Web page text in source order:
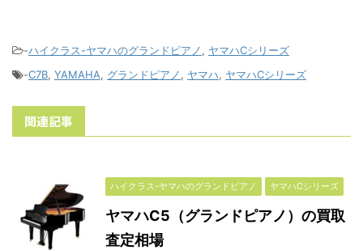
-ハイクラス-ヤマハのグランドピアノ, ヤマハCシリーズ
-C7B, YAMAHA, グランドピアノ, ヤマハ, ヤマハCシリーズ
関連記事
ハイクラス-ヤマハのグランドピアノ ヤマハCシリーズ
ヤマハC5（グランドピアノ）の買取
査定相場